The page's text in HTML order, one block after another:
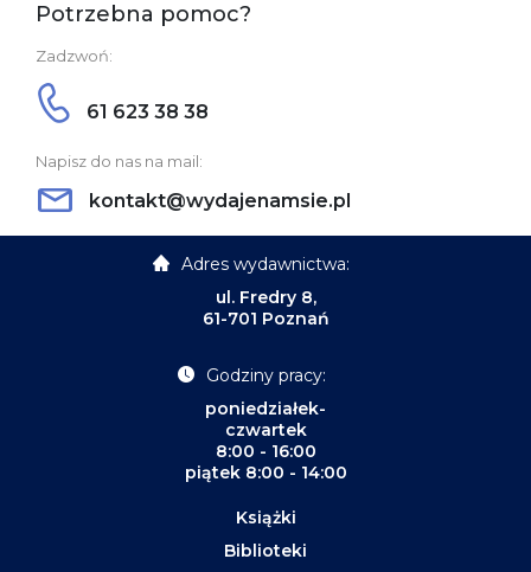
Potrzebna pomoc?
Zadzwoń:
61 623 38 38
Napisz do nas na mail:
kontakt@wydajenamsie.pl
Adres wydawnictwa:
ul. Fredry 8,
61-701 Poznań
Godziny pracy:
poniedziałek-
czwartek
8:00 - 16:00
piątek 8:00 - 14:00
Książki
Biblioteki